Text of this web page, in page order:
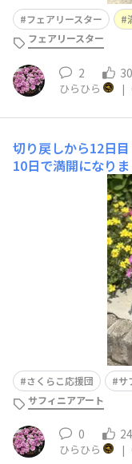
フェアリースター
フェアリースター
2 30
ひらひら |
切り戻しから12日目
10日で満開になり
さくらこ応援団 サ
サフィニアアート
0 24
ひらひら |